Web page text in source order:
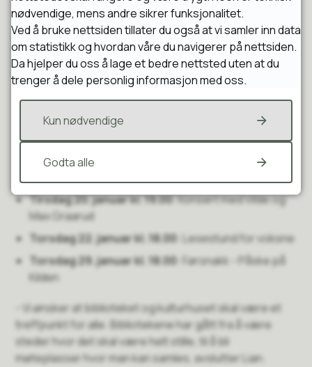
Både biblioteket og Kulturhuset har flere
arrangementer i løpet av året.
Hver måned settes det opp et nytt program, og i januar
kan man blant annet se frem til disse arrangementene:
Lørdag 17. januar kl. 12.00
: Filmvisning av Eventyr i
Arktis
Tirsdag 20. januar kl. 16.00
: Masterclass med Vilde
Tirsdag 20. januar kl. 19.00: Konsert med Vilde og
Max Graarud
Torsdag 22. januar kl. 18.00 : Lesestund for voksne
Torsdag 29. januar kl. 18.00 : Førsnakk - Påske på
Kilden
- Vi ønsker at biblioteket og kulturhuset skal være et
treffpunkt for alle. Bibliotekene har gått fra å være
steder hvor det skal være helt stille, til å bli
møteplasser hvor man kan samles, avslutter Lian.
nødvendige, mens andre sikrer funksjonalitet.
Ved å bruke nettsiden tillater du også at vi samler inn data
om statistikk og hvordan våre du navigerer på nettsiden.
Da hjelper du oss å lage et bedre nettsted uten at du
trenger å dele personlig informasjon med oss.
Kun nødvendige
Godta alle